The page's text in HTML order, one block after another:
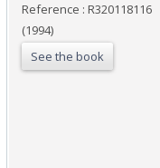
Reference : R320118116
(1994)
See the book